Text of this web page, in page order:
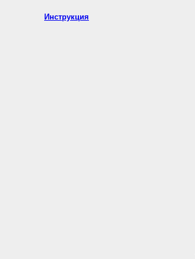
Инструкция